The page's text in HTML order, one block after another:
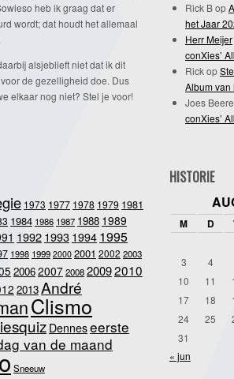
heb ik graag dat er
wordt; dat houdt het allemaal
alsjeblieft niet dat ik dit
de gezelligheid doe. Dus
elkaar nog niet? Stel je voor!
Rick Bop
het Jaar
Herr Meijer
conXies’
Rickop
Album van
Joes
conXies’
1973 1977 1978 1979 1981
1984 1986 1987 1988 1989
19921993 1994 1995
1998 1999 2000 2001 2002 2003
20062007200820092010
2013André
Clismo
Denneseerste
van de maand
Sneeuw
HISTORIE
M D
3
4
10
11
17
18
24
25
31
« jun